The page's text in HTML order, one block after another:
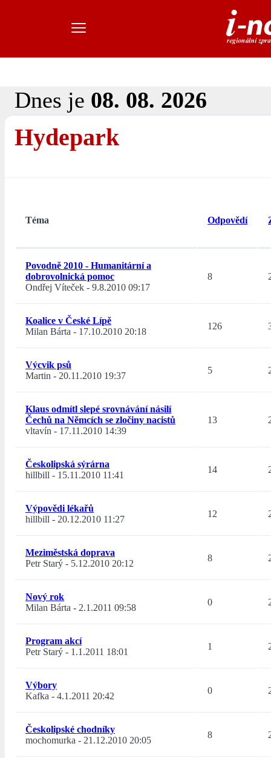
Dnes je 08. 08. 2026
Hydepark
Téma Odpovědí
Povodně 2010 - Humanitární a
dobrovolnická pomoc
Ondřej Víteček - 9.8.2010 09:17
8
Koalice v České Lípě
Milan Bárta - 17.10.2010 20:18
126
Výcvik psů
Martin - 20.11.2010 19:37
5
Klaus odmítl slepé srovnávání násilí
Čechů na Němcích se zločiny nacistů
vltavín - 17.11.2010 14:39
13
Českolipská sýrárna
hillbill - 15.11.2010 11:41
14
Výpovědi lékařů
hillbill - 20.12.2010 11:27
12
Meziměstská doprava
Petr Starý - 5.12.2010 20:12
8
Nový rok
Milan Bárta - 2.1.2011 09:58
0
Program akcí
Petr Starý - 1.1.2011 18:01
1
Výbory
Kafka - 4.1.2011 20:42
0
Českolipské chodníky
mochomurka - 21.12.2010 20:05
8